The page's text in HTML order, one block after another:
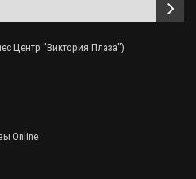
Центр "Виктория Плаза")
Online